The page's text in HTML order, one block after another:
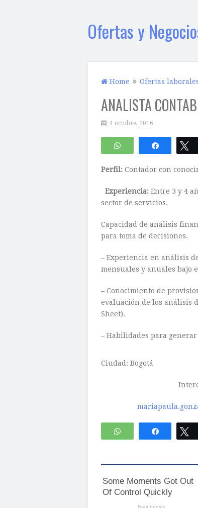
Ofertas y
Home Ofertas
ANALISTA
4 octubre, 2016
WhatsApp Compartir
Perfil: Contador con
Experiencia: Entre 3 y 4
sector de servicios.
Capacidad de análisis
para toma de decisiones.
– Experiencia en análisis
mensuales y anuales bajo
– Conocimiento de
evaluación de los análisis
Sheet).
– Habilidades para
Ciudad: Bogotá
WhatsApp Compartir